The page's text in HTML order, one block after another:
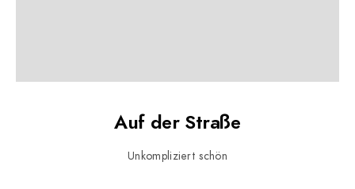
Auf der Straße
Unkompliziert schön